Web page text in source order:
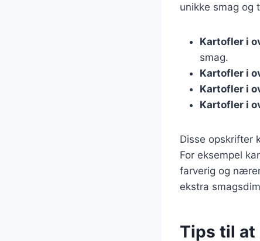
unikke smag og
Kartofler i
smag.
Kartofler i
Kartofler i
Kartofler i
Disse opskrifter
For eksempel
farverig og
ekstra
Tips til at